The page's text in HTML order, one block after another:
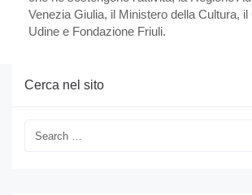
Venezia Giulia, il Ministero della Cultura,
Udine e Fondazione Friuli.
Cerca nel sito